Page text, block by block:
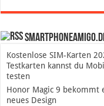
Kostenlose SIM-Karten
Testkarten kannst du
testen
Honor Magic 9
neues Design